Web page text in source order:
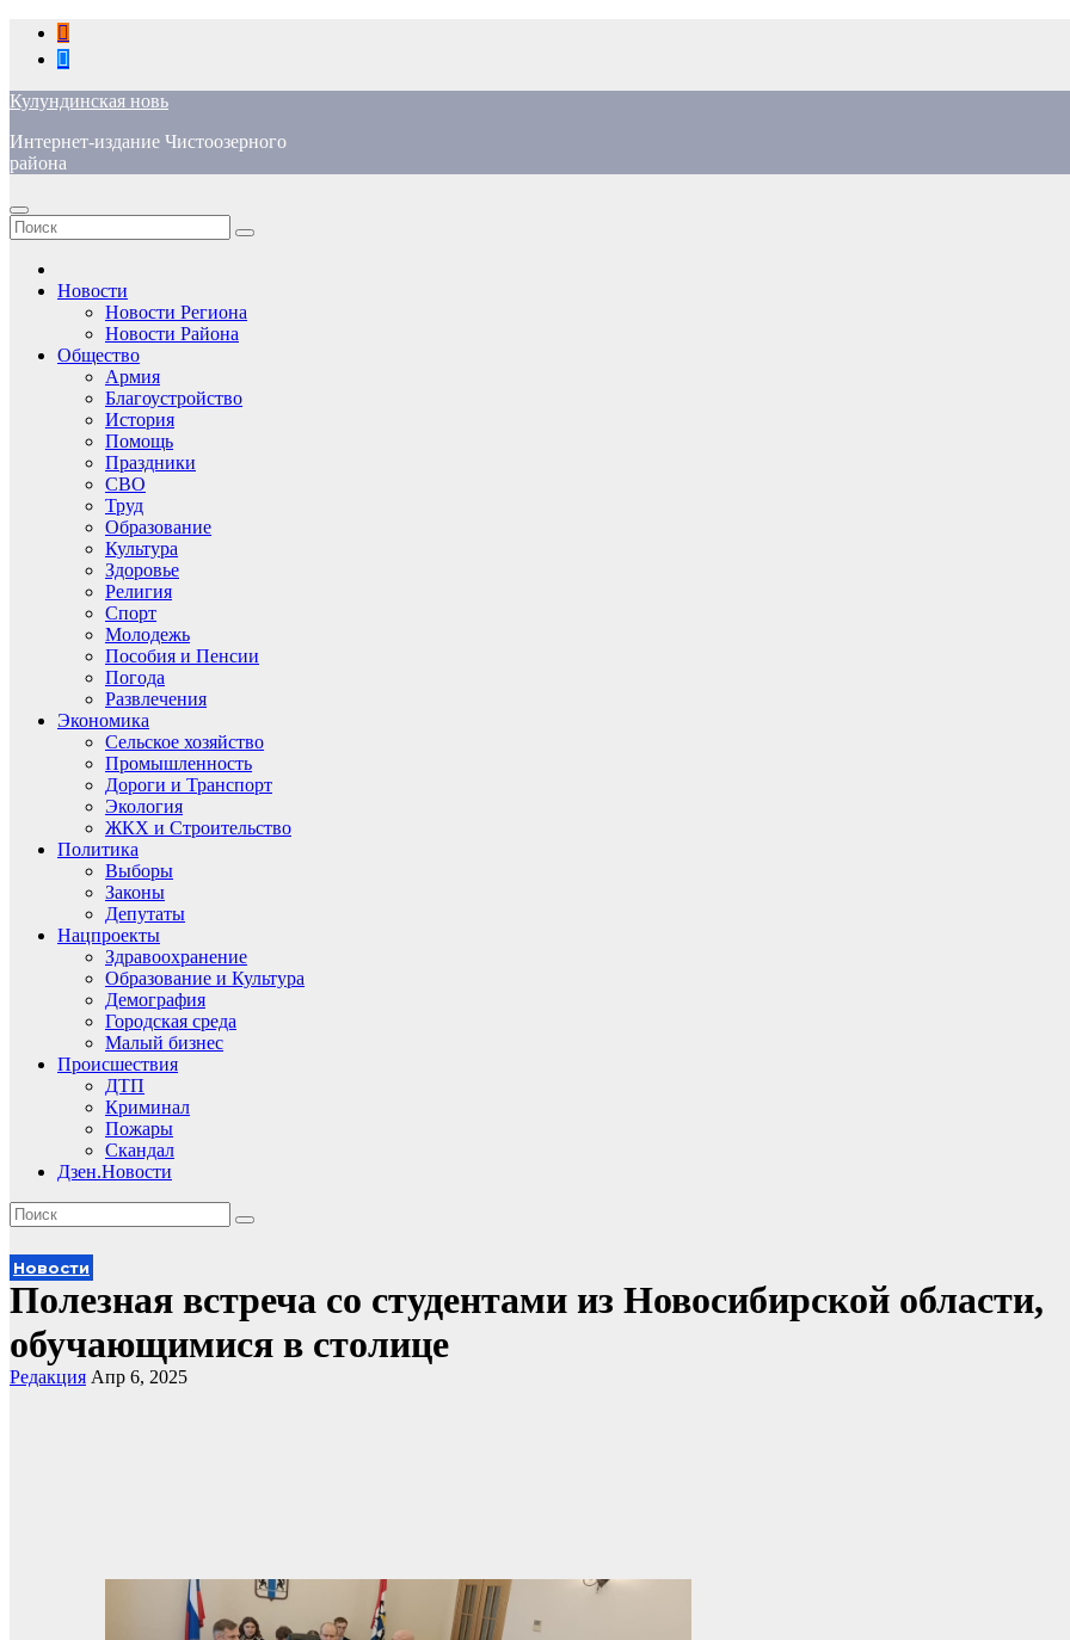
Перейти
содержимому
Кулундинская новь
Интернет-издание Чистоозерного
района
Новости
Новости Региона
Новости Района
Общество
Армия
Благоустройство
История
Помощь
Праздники
СВО
Труд
Образование
Культура
Здоровье
Религия
Спорт
Молодежь
Пособия и Пенсии
Погода
Развлечения
Экономика
Сельское хозяйство
Промышленность
Дороги и Транспорт
Экология
ЖКХ и Строительство
Политика
Выборы
Законы
Депутаты
Нацпроекты
Здравоохранение
Образование и Культура
Демография
Городская среда
Малый бизнес
Происшествия
ДТП
Криминал
Пожары
Скандал
Дзен.Новости
Новости
Полезная встреча со студентами из Новосибирской области,
обучающимися в столице
Редакция Апр 6, 2025